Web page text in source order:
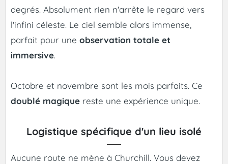
degrés. Absolument rien n'arrête le regard vers
l'infini céleste. Le ciel semble alors immense,
parfait pour une observation totale et
immersive.
Octobre et novembre sont les mois parfaits. Ce
doublé magique reste une expérience unique.
Logistique spécifique d'un lieu isolé
Aucune route ne mène à Churchill. Vous devez